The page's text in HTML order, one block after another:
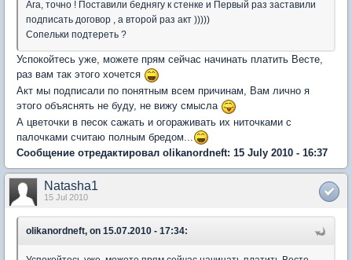
Ага, точно ! Поставили беднягу к стенке и Первый раз заставили
подписать договор , а второй раз акт )))))
Сопельки подтереть ?
Успокойтесь уже, можете прям сейчас начинать платить Весте,
раз вам так этого хочется
Акт мы подписали по понятным всем причинам, Вам лично я
этого объяснять не буду, не вижу смысла
А цветочки в песок сажать и огораживать их ниточками с
палочками считаю полным бредом...
Сообщение отредактировал olikanordneft: 15 July 2010 - 16:37
Natasha1
15 Jul 2010
olikanordneft, on 15.07.2010 - 17:34: